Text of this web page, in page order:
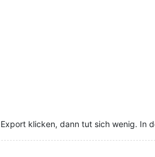
klicken, dann tut sich wenig. In